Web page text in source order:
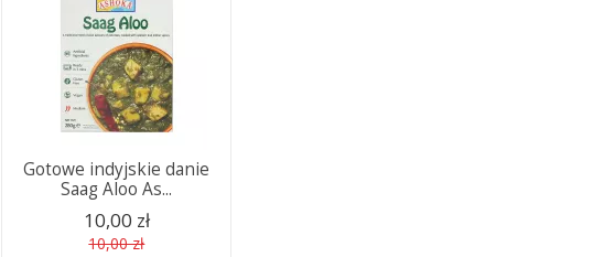
Gotowe indyjskie danie
Saag Aloo As...
10,00 zł
10,00 zł